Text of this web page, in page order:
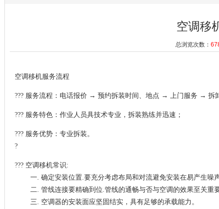
空调移
总浏览次数：
空调移机服务流程
??? 服务流程：电话报价 → 预约拆装时间、地点 → 上门服务 →
??? 服务特色：作业人员具技术专业，拆装熟练并迅速；
??? 服务优势：专业拆装。
?
??? 空调移机常识:
一. 确定安装位置.要充分考虑布局和对流避免安装在易产生噪
二. 管线连接要精确到位.管线的通畅与否与空调的效果至关重
三. 空调器的安装面应坚固结实，具有足够的承载能力。